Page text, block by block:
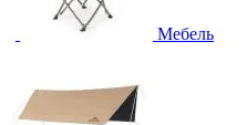
Мебель